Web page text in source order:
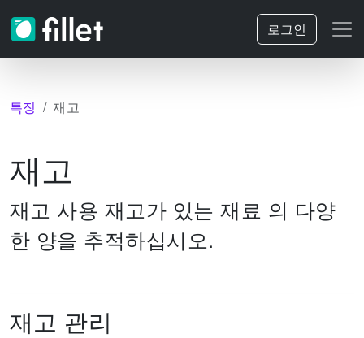
로그인
특징 재고
재고
재고 사용 재고가 있는 재료 의 다양
한 양을 추적하십시오.
재고 관리